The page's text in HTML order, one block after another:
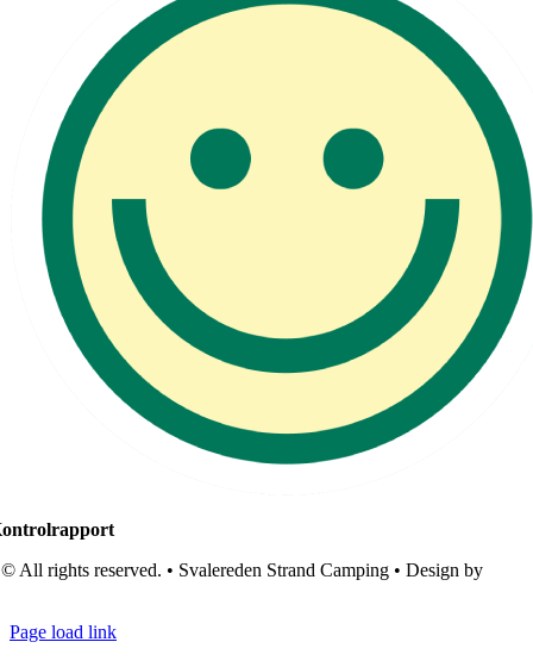
© All rights reserved. • Svalereden Strand Camping • Design by
Page load link